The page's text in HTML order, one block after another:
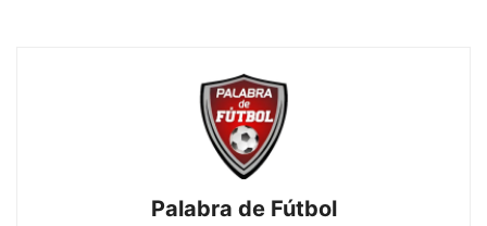
Palabra de Fútbol